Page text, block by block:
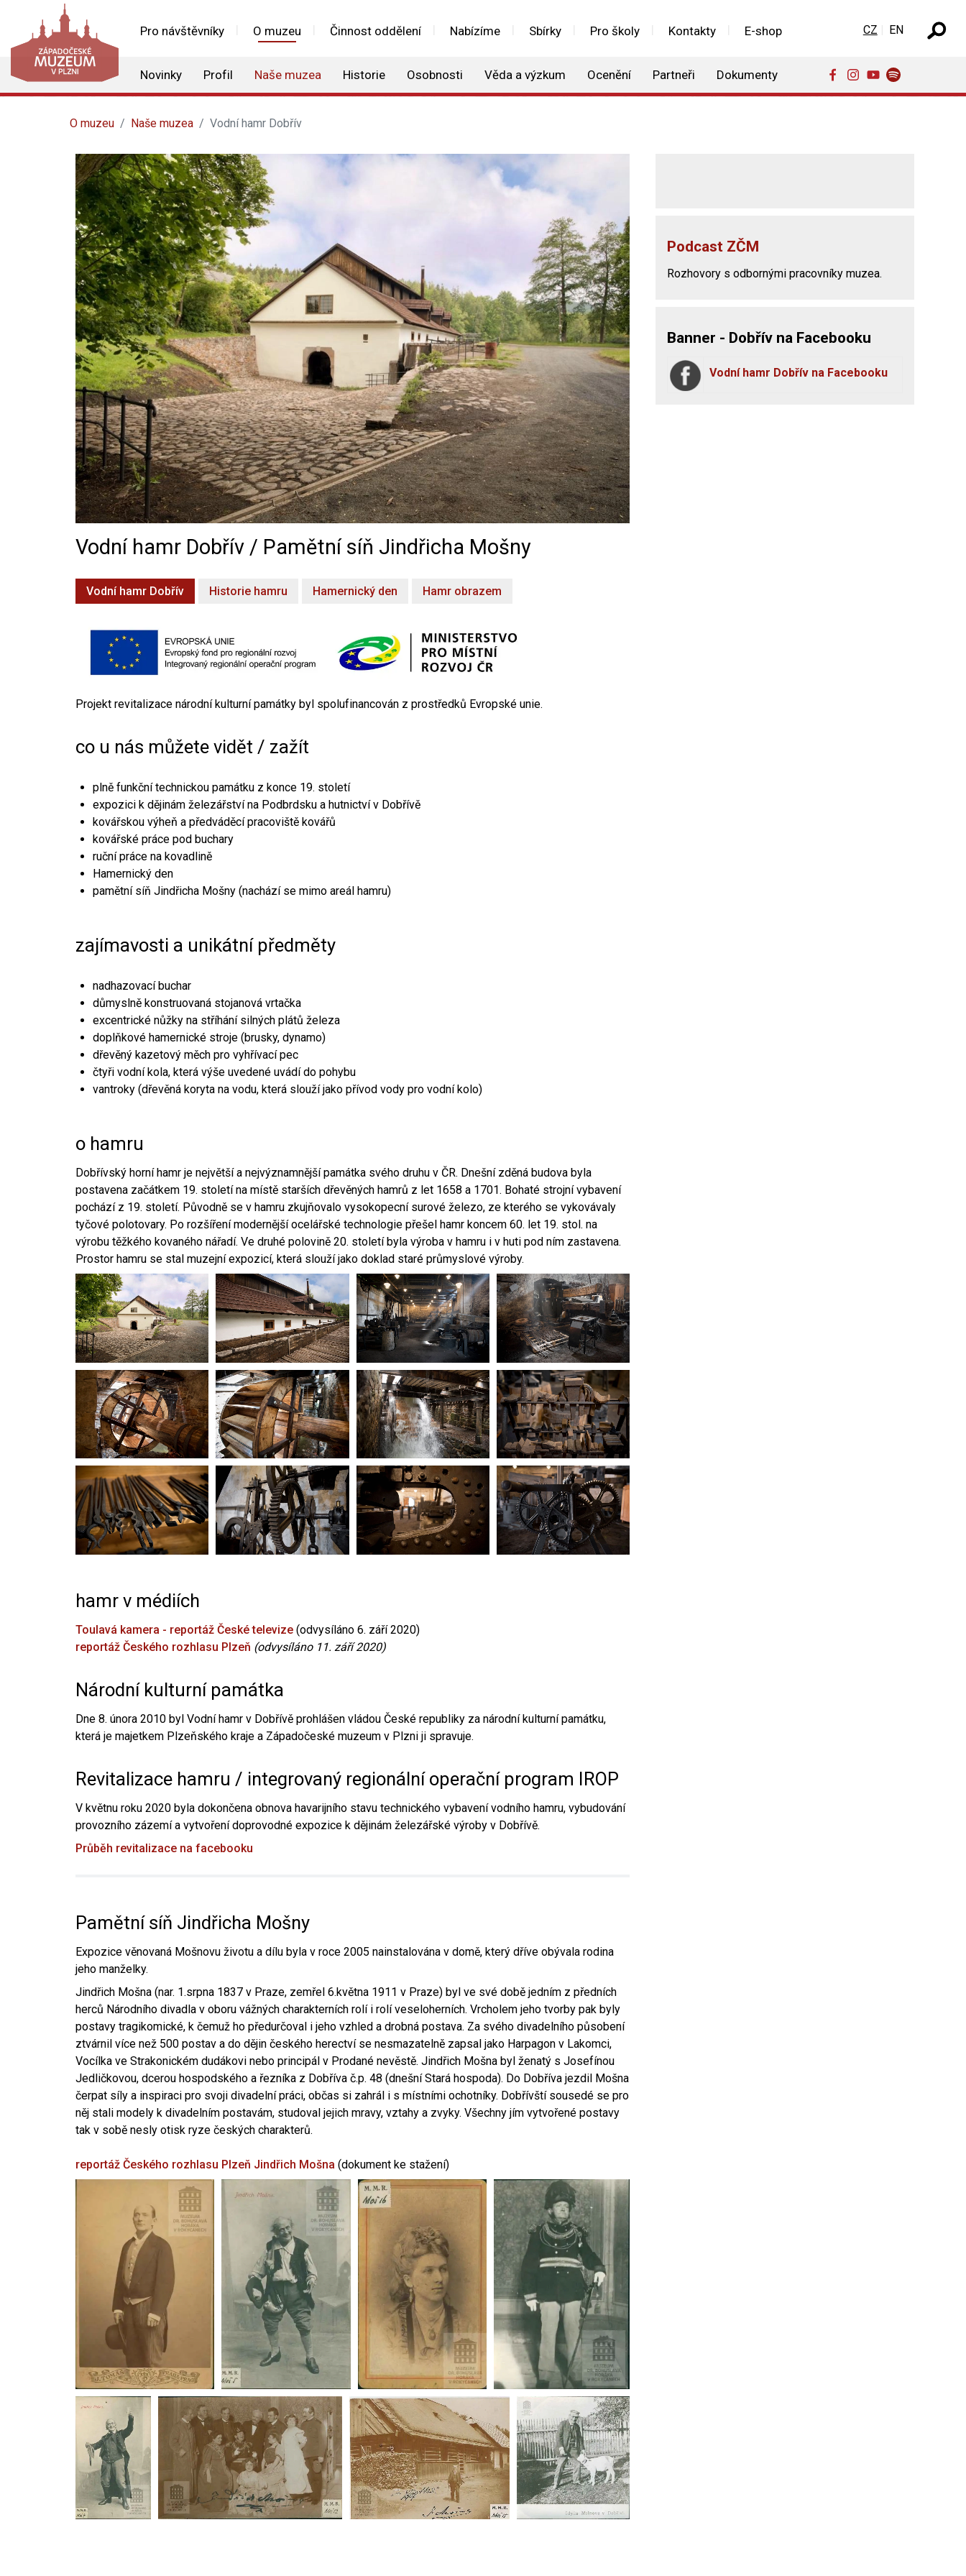
Pro návštěvníky O muzeu Činnost oddělení Nabízíme Sbírky Pro školy Kontakty E-shop
Novinky Profil Naše muzea Historie Osobnosti Věda a výzkum Ocenění Partneři Dokumenty
Zvolte jazyk
CZ EN
O muzeu Naše muzea Vodní hamr Dobřív
Vodní hamr Dobřív / Pamětní síň Jindřicha Mošny
Vodní hamr Dobřív Historie hamru Hamernický den Hamr obrazem
Projekt revitalizace národní kulturní památky byl spolufinancován z prostředků Evropské unie.
co u nás můžete vidět / zažít
plně funkční technickou památku z konce 19. století
expozici k dějinám železářství na Podbrdsku a hutnictví v Dobřívě
kovářskou výheň a předváděcí pracoviště kovářů
kovářské práce pod buchary
ruční práce na kovadlině
Hamernický den
pamětní síň Jindřicha Mošny (nachází se mimo areál hamru)
zajímavosti a unikátní předměty
nadhazovací buchar
důmyslně konstruovaná stojanová vrtačka
excentrické nůžky na stříhání silných plátů železa
doplňkové hamernické stroje (brusky, dynamo)
dřevěný kazetový měch pro vyhřívací pec
čtyři vodní kola, která výše uvedené uvádí do pohybu
vantroky (dřevěná koryta na vodu, která slouží jako přívod vody pro vodní kolo)
o hamru
Dobřívský horní hamr je největší a nejvýznamnější památka svého druhu v ČR. Dnešní zděná budova byla
postavena začátkem 19. století na místě starších dřevěných hamrů z let 1658 a 1701. Bohaté strojní vybavení
pochází z 19. století. Původně se v hamru zkujňovalo vysokopecní surové železo, ze kterého se vykovávaly
tyčové polotovary. Po rozšíření modernější ocelářské technologie přešel hamr koncem 60. let 19. stol. na
výrobu těžkého kovaného nářadí. Ve druhé polovině 20. století byla výroba v hamru i v huti pod ním zastavena.
Prostor hamru se stal muzejní expozicí, která slouží jako doklad staré průmyslové výroby.
hamr v médiích
Toulavá kamera - reportáž České televize (odvysíláno 6. září 2020)
reportáž Českého rozhlasu Plzeň (odvysíláno 11. září 2020)
Národní kulturní památka
Dne 8. února 2010 byl Vodní hamr v Dobřívě prohlášen vládou České republiky za národní kulturní památku,
která je majetkem Plzeňského kraje a Západočeské muzeum v Plzni ji spravuje.
Revitalizace hamru / integrovaný regionální operační program IROP
V květnu roku 2020 byla dokončena obnova havarijního stavu technického vybavení vodního hamru, vybudování
provozního zázemí a vytvoření doprovodné expozice k dějinám železářské výroby v Dobřívě.
Průběh revitalizace na facebooku
Pamětní síň Jindřicha Mošny
Expozice věnovaná Mošnovu životu a dílu byla v roce 2005 nainstalována v domě, který dříve obývala rodina
jeho manželky.
Jindřich Mošna (nar. 1.srpna 1837 v Praze, zemřel 6.května 1911 v Praze) byl ve své době jedním z předních
herců Národního divadla v oboru vážných charakterních rolí i rolí veseloherních. Vrcholem jeho tvorby pak byly
postavy tragikomické, k čemuž ho předurčoval i jeho vzhled a drobná postava. Za svého divadelního působení
ztvárnil více než 500 postav a do dějin českého herectví se nesmazatelně zapsal jako Harpagon v Lakomci,
Vocílka ve Strakonickém dudákovi nebo principál v Prodané nevěstě. Jindřich Mošna byl ženatý s Josefínou
Jedličkovou, dcerou hospodského a řezníka z Dobříva č.p. 48 (dnešní Stará hospoda). Do Dobříva jezdil Mošna
čerpat síly a inspiraci pro svoji divadelní práci, občas si zahrál i s místními ochotníky. Dobřívští sousedé se pro
něj stali modely k divadelním postavám, studoval jejich mravy, vztahy a zvyky. Všechny jím vytvořené postavy
tak v sobě nesly otisk ryze českých charakterů.
reportáž Českého rozhlasu Plzeň Jindřich Mošna (dokument ke stažení)
Podcast ZČM
Rozhovory s odbornými pracovníky muzea.
Banner - Dobřív na Facebooku
Vodní hamr Dobřív na Facebooku